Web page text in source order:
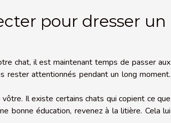
pour dresser un
chat, il est maintenant temps de passer aux
rester attentionnés pendant un long moment.
Il existe certains chats qui copient ce que
bonne éducation, revenez à la litière. Cela lui